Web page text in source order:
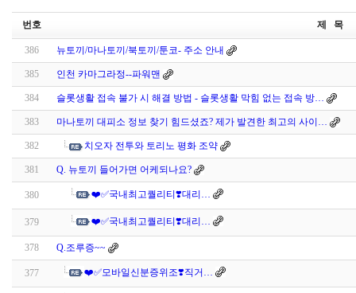
번호 제 목
386 뉴토끼/마나토끼/북토끼/툰코- 주소 안내
385 인천 카마그라정--파워맨
384 슬롯생활 접속 불가 시 해결 방법 - 슬롯생활 막힘 없는 접속 방…
383 마나토끼 대피소 정보 찾기 힘드셨죠? 제가 발견한 최고의 사이…
382 치오자 전투와 토리노 평화 조약
381 Q. 뉴토끼 들어가면 어케되나요?
380 ❤️✅국내최고퀄리티❣️대리…
379 ❤️✅국내최고퀄리티❣️대리…
378 Q.조루증~~
377 ❤️✅모바일신분증위조❣️직거…